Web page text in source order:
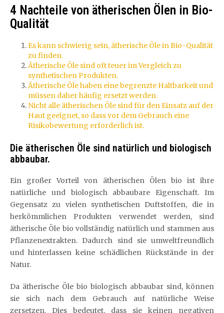
4 Nachteile von ätherischen Ölen in Bio-
Qualität
Es kann schwierig sein, ätherische Öle in Bio-Qualität
zu finden.
Ätherische Öle sind oft teuer im Vergleich zu
synthetischen Produkten.
Ätherische Öle haben eine begrenzte Haltbarkeit und
müssen daher häufig ersetzt werden.
Nicht alle ätherischen Öle sind für den Einsatz auf der
Haut geeignet, so dass vor dem Gebrauch eine
Risikobewertung erforderlich ist.
Die ätherischen Öle sind natürlich und biologisch
abbaubar.
Ein großer Vorteil von ätherischen Ölen bio ist ihre
natürliche und biologisch abbaubare Eigenschaft. Im
Gegensatz zu vielen synthetischen Duftstoffen, die in
herkömmlichen Produkten verwendet werden, sind
ätherische Öle bio vollständig natürlich und stammen aus
Pflanzenextrakten. Dadurch sind sie umweltfreundlich
und hinterlassen keine schädlichen Rückstände in der
Natur.
Da ätherische Öle bio biologisch abbaubar sind, können
sie sich nach dem Gebrauch auf natürliche Weise
zersetzen. Dies bedeutet, dass sie keinen negativen